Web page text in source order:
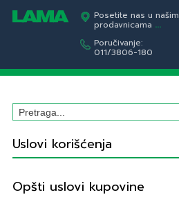
Posetite nas u našim
prodavnicama ...
Poručivanje:
011/3806-180
Uslovi korišćenja
Opšti uslovi kupovine